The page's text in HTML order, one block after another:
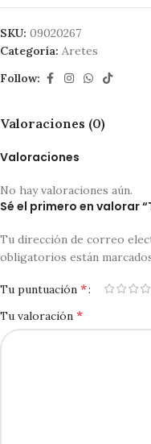
SKU: 09020267
Categoría: Aretes
Follow:
Valoraciones (0)
Valoraciones
No hay valoraciones aún.
Sé el primero en valorar
Tu dirección de correo
obligatorios están
Tu puntuación *
Tu valoración *